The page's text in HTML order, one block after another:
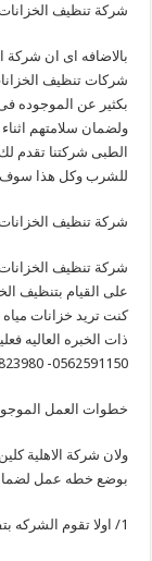
شركة تنظيف
بالاضافه اى ان شركة
شركات تنظيف
بكثير عن الموجوده
ولضمان سلامتهم
الطبى شركتنا تقدم
للشرب وكل هذا سوف
شركة تنظيف
شركة تنظيف
على القيام بتنظيف
كنت تريد خزانات مياه
ذات الخبره العاليه
0562591150- 0558823980
خطوات العمل
ولان شركة الاهلية
بوضع خطه عمل
1/ اولا تقوم الشركه بتفريغ الخزان من المياه الموجوده به.